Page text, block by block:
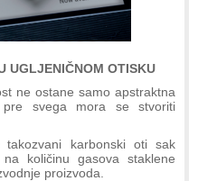
UGLJENIČNOM OTISKU
ne ostane samo apstraktna
svega mora se stvoriti
karbonski oti sak
količinu gasova staklene
proizvoda.